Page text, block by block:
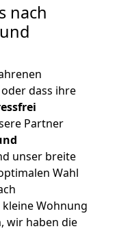
nach
dass ihre
Partner
unser breite
Wahl
Wohnung
wir haben die